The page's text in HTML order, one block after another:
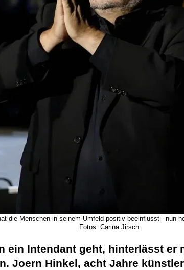
die Menschen in seinem Umfeld positiv beeinflusst - nun
Fotos: Carina Jirsch
ein Intendant geht, hinterlässt er
Joern Hinkel, acht Jahre